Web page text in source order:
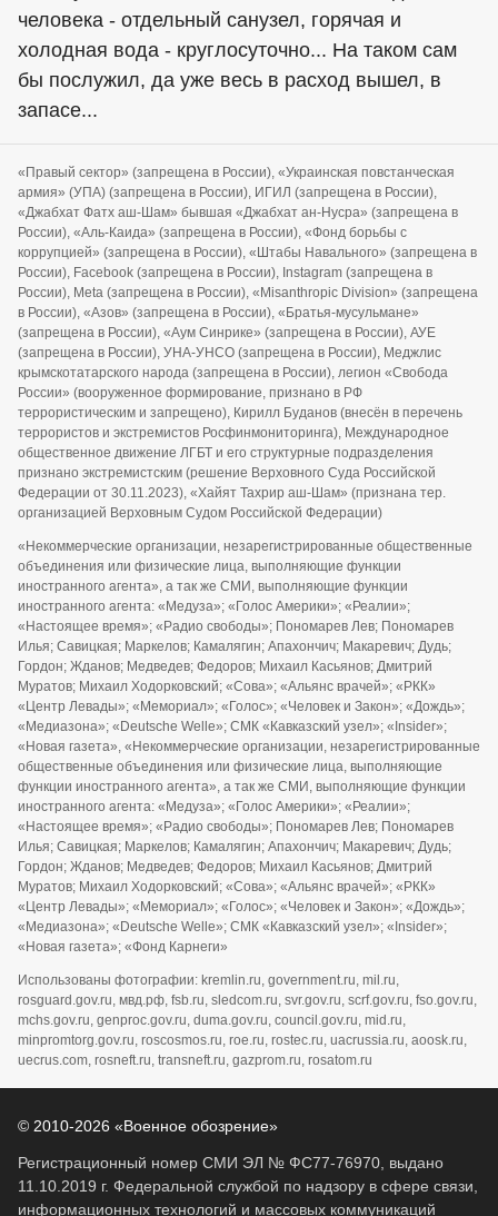
человека - отдельный санузел, горячая и
холодная вода - круглосуточно... На таком сам
бы послужил, да уже весь в расход вышел, в
запасе...
«Правый сектор» (запрещена в России), «Украинская повстанческая
армия» (УПА) (запрещена в России), ИГИЛ (запрещена в России),
«Джабхат Фатх аш-Шам» бывшая «Джабхат ан-Нусра» (запрещена в
России), «Аль-Каида» (запрещена в России), «Фонд борьбы с
коррупцией» (запрещена в России), «Штабы Навального» (запрещена в
России), Facebook (запрещена в России), Instagram (запрещена в
России), Meta (запрещена в России), «Misanthropic Division» (запрещена
в России), «Азов» (запрещена в России), «Братья-мусульмане»
(запрещена в России), «Аум Синрике» (запрещена в России), АУЕ
(запрещена в России), УНА-УНСО (запрещена в России), Меджлис
крымскотатарского народа (запрещена в России), легион «Свобода
России» (вооруженное формирование, признано в РФ
террористическим и запрещено), Кирилл Буданов (внесён в перечень
террористов и экстремистов Росфинмониторинга), Международное
общественное движение ЛГБТ и его структурные подразделения
признано экстремистским (решение Верховного Суда Российской
Федерации от 30.11.2023), «Хайят Тахрир аш-Шам» (признана тер.
организацией Верховным Судом Российской Федерации)
«Некоммерческие организации, незарегистрированные общественные
объединения или физические лица, выполняющие функции
иностранного агента», а так же СМИ, выполняющие функции
иностранного агента: «Медуза»; «Голос Америки»; «Реалии»;
«Настоящее время»; «Радио свободы»; Пономарев Лев; Пономарев
Илья; Савицкая; Маркелов; Камалягин; Апахончич; Макаревич; Дудь;
Гордон; Жданов; Медведев; Федоров; Михаил Касьянов; Дмитрий
Муратов; Михаил Ходорковский; «Сова»; «Альянс врачей»; «РКК»
«Центр Левады»; «Мемориал»; «Голос»; «Человек и Закон»; «Дождь»;
«Медиазона»; «Deutsche Welle»; СМК «Кавказский узел»; «Insider»;
«Новая газета», «Некоммерческие организации, незарегистрированные
общественные объединения или физические лица, выполняющие
функции иностранного агента», а так же СМИ, выполняющие функции
иностранного агента: «Медуза»; «Голос Америки»; «Реалии»;
«Настоящее время»; «Радио свободы»; Пономарев Лев; Пономарев
Илья; Савицкая; Маркелов; Камалягин; Апахончич; Макаревич; Дудь;
Гордон; Жданов; Медведев; Федоров; Михаил Касьянов; Дмитрий
Муратов; Михаил Ходорковский; «Сова»; «Альянс врачей»; «РКК»
«Центр Левады»; «Мемориал»; «Голос»; «Человек и Закон»; «Дождь»;
«Медиазона»; «Deutsche Welle»; СМК «Кавказский узел»; «Insider»;
«Новая газета»; «Фонд Карнеги»
Использованы фотографии: kremlin.ru, government.ru, mil.ru,
rosguard.gov.ru, мвд.рф, fsb.ru, sledcom.ru, svr.gov.ru, scrf.gov.ru, fso.gov.ru,
mchs.gov.ru, genproc.gov.ru, duma.gov.ru, council.gov.ru, mid.ru,
minpromtorg.gov.ru, roscosmos.ru, roe.ru, rostec.ru, uacrussia.ru, aoosk.ru,
uecrus.com, rosneft.ru, transneft.ru, gazprom.ru, rosatom.ru
© 2010-2026 «Военное обозрение»
Регистрационный номер СМИ ЭЛ № ФС77-76970, выдано
11.10.2019 г. Федеральной службой по надзору в сфере связи,
информационных технологий и массовых коммуникаций